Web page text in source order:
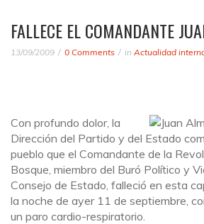
FALLECE EL COMANDANTE
13/09/2009 0 Comments in Actualidad
Con profundo dolor, la
Dirección del Partido y del Estado
pueblo que el Comandante de la
Bosque, miembro del Buró Político y
Consejo de Estado, falleció en esta
la noche de ayer 11 de septiembre,
un paro cardio-respiratorio.